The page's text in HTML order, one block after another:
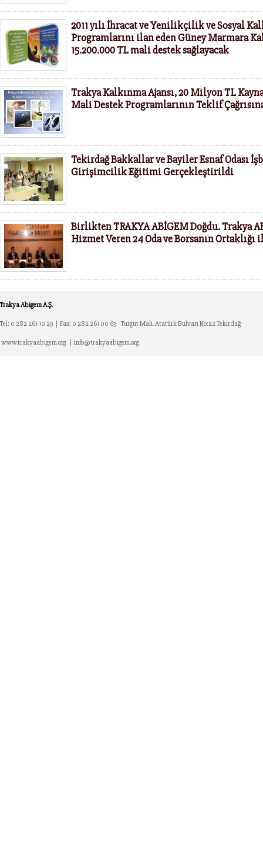
2011 yılı İhracat ve Yenilikçilik ve Sosyal
Programlarını ilan eden Güney Marmara
15.200.000 TL mali destek sağlayacak
Trakya Kalkınma Ajansı, 20 Milyon TL
Mali Destek Programlarının Teklif
Tekirdağ Bakkallar ve Bayiler Esnaf Odası
Girişimcilik Eğitimi Gerçekleştirildi
Birlikten TRAKYA ABİGEM Doğdu. Trakya
Hizmet Veren 24 Oda ve Borsanın
TrakyaAbigem A.Ş.
Tel: 0 282 261 10 29 | Fax: 0 282 261 00 63 Turgut Mah. Atatürk Bulvarı No:22 Tekirdağ
www.trakyaabigem.org | info@trakyaabigem.org